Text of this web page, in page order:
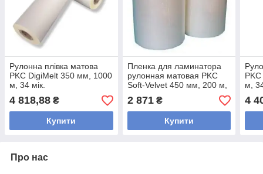
Рулонна плівка матова
PKC DigiMelt 350 мм, 1000
м, 34 мік.
4 818,88 ₴
Купити
Пленка для ламинатора
рулонная матовая PKC
Soft-Velvet 450 мм, 200 м,
38 мик
2 871₴
Купити
м,
4
Про нас